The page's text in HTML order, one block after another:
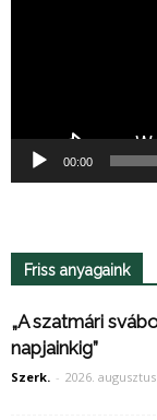
00:00
Friss anyagaink
„A szatmári
napjainkig”
Szerk. - 2026. augusztus